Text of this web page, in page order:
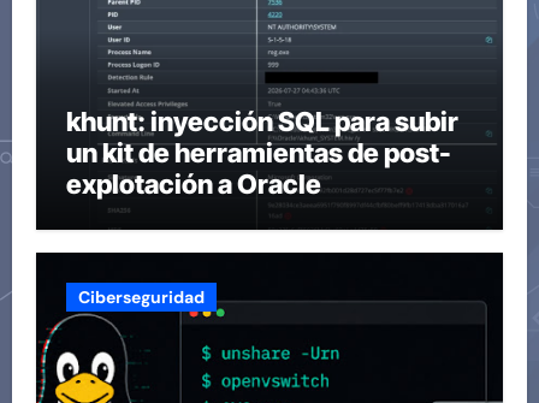
khunt: inyección SQL para subir
un kit de herramientas de post-
explotación a Oracle
Ciberseguridad